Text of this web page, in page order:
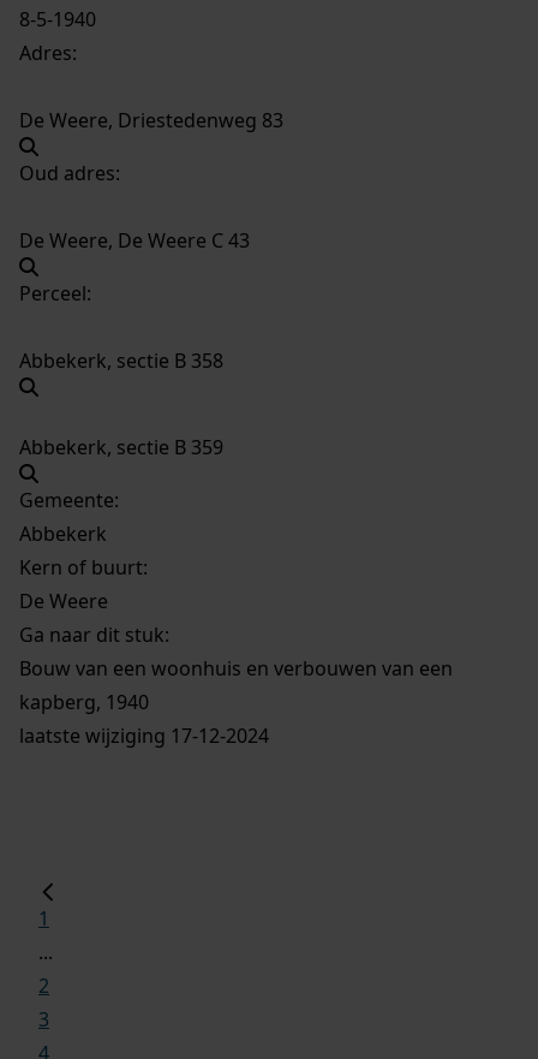
8-5-1940
Adres:
De Weere, Driestedenweg 83
Oud adres:
De Weere, De Weere C 43
Perceel:
Abbekerk, sectie B 358
Abbekerk, sectie B 359
Gemeente:
Abbekerk
Kern of buurt:
De Weere
Ga naar dit stuk:
Bouw van een woonhuis en verbouwen van een
kapberg, 1940
laatste wijziging 17-12-2024
1
...
2
3
4